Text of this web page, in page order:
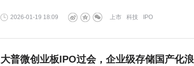
2026-01-19 18:09 IPO
科技
上市
大普微创业板IPO过会，企业级存储国产化